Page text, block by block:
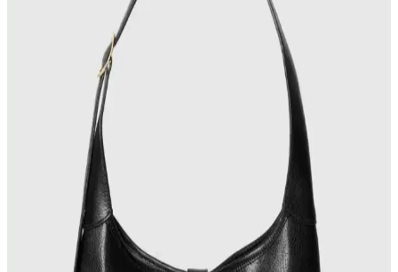
30'lu Yaşlardaki Anneler İçin Moda ve
Fonksiyonellik Dengesinde El Çantası Seçimi
30'lu yaşlardaki anneler için el çantası seçimi, modaya uygunluk,
dayanıklılık ve fonksiyonelliği bir arada sunan modellerle günlük
hayatın ihtiyaçlarına cevap verir. Markalar ve malzeme tercihleri
Dooney & Bourke Janine Çantası: Dayanıklı Deri
Tasarımı ve Piyasa Değeri Analizi
Dooney & Bourke Janine çantası, dayanıklı deri yapısı ve şık
tasarımıyla günlük kullanım ve seyahat için ideal. İkinci el
piyasasında uygun fiyatlı, manevi değeri yüksek bir seçenek sunar.